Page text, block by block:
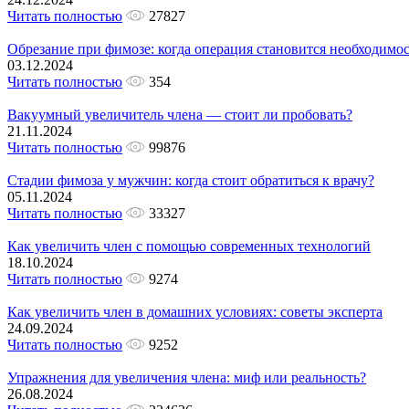
Читать полностью
27827
Обрезание при фимозе: когда операция становится
03.12.2024
Читать полностью
354
Вакуумный увеличитель члена — стоит ли пробовать?
21.11.2024
Читать полностью
99876
Стадии фимоза у мужчин: когда стоит обратиться к врачу?
05.11.2024
Читать полностью
33327
Как увеличить член с помощью современных технологий
18.10.2024
Читать полностью
9274
Как увеличить член в домашних условиях: советы эксперта
24.09.2024
Читать полностью
9252
Упражнения для увеличения члена: миф или реальность?
26.08.2024